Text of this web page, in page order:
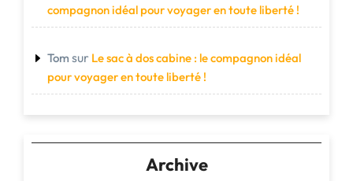
compagnon idéal pour voyager en toute liberté !
Tom sur Le sac à dos cabine : le compagnon idéal
pour voyager en toute liberté !
Archive